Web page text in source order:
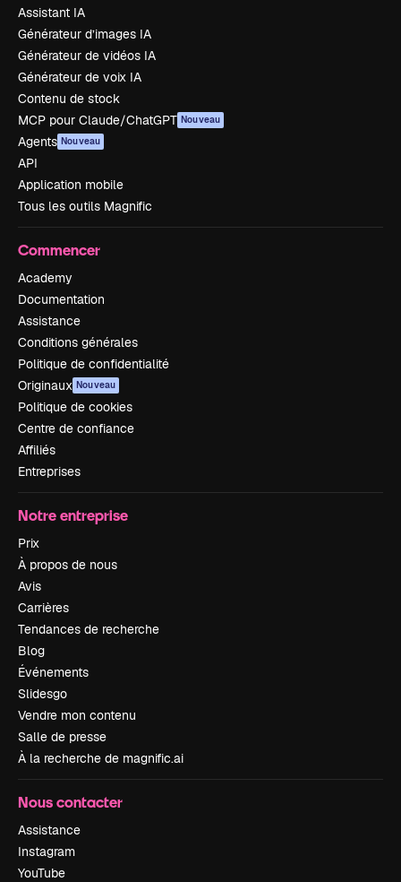
Assistant IA
Générateur d’images IA
Générateur de vidéos IA
Générateur de voix IA
Contenu de stock
MCP pour Claude/ChatGPT Nouveau
Agents Nouveau
API
Application mobile
Tous les outils Magnific
Commencer
Academy
Documentation
Assistance
Conditions générales
Politique de confidentialité
Originaux Nouveau
Politique de cookies
Centre de confiance
Affiliés
Entreprises
Notre entreprise
Prix
À propos de nous
Avis
Carrières
Tendances de recherche
Blog
Événements
Slidesgo
Vendre mon contenu
Salle de presse
À la recherche de magnific.ai
Nous contacter
Assistance
Instagram
YouTube